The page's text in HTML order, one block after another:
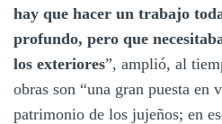
hay que hacer un trabajo
profundo, pero que
los exteriores”, amplió, al
obras son “una gran puesta en
patrimonio de los jujeños; en